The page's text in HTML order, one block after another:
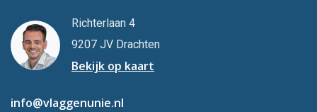
Richterlaan 4
9207 JV Drachten
Bekijk op kaart
info@vlaggenunie.nl